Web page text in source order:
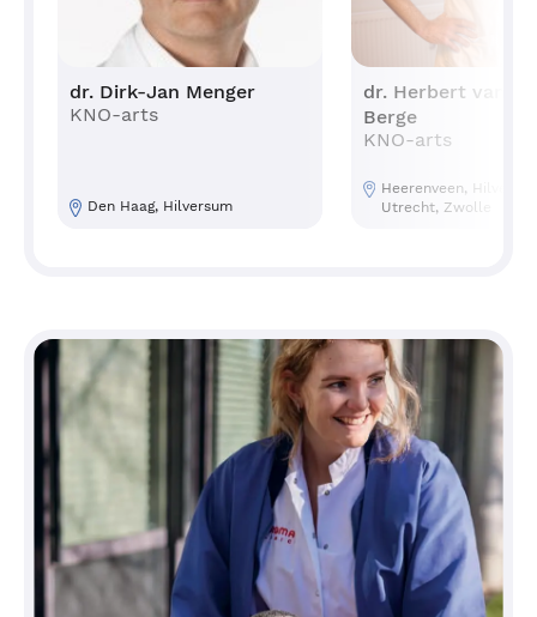
dr. Dirk-Jan Menger
KNO-arts
Den Haag, Hilversum
dr. Herbert van
Berge
KNO-arts
Heerenveen,
Utrecht, Zwolle